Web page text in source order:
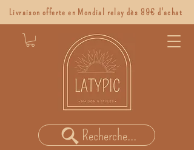
Recherche...
Livraison offerte en Mondial relay dès 89€ d'achat